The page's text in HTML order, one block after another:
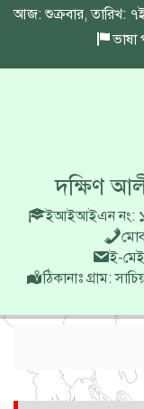
আজ: শুক্রবার, তারিখ:
ভাষা
দক্ষিণ
ইআইআইএন নং:
ই-
ঠিকানাঃ গ্রাম: